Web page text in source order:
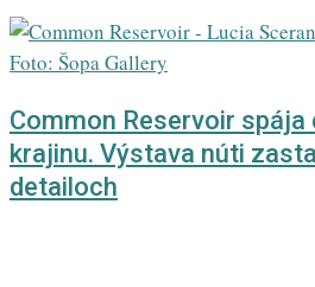
Common Reservoir spája
krajinu. Výstava núti
detailoch